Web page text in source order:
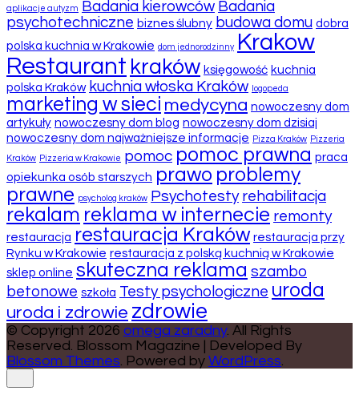
aplikacje autyzm Badania kierowców Badania
psychotechniczne biznes ślubny budowa domu dobra
polska kuchnia w Krakowie dom jednorodzinny
Krakow
Restaurant kraków księgowość kuchnia
polska Kraków kuchnia włoska Kraków logopeda
marketing w sieci medycyna nowoczesny dom
artykuły nowoczesny dom blog nowoczesny dom dzisiaj
nowoczesny dom najważniejsze informacje
Pizza Kraków Pizzeria
Kraków Pizzeria w Krakowie pomoc pomoc prawna praca
opiekunka osób starszych prawo problemy
prawne psycholog kraków Psychotesty rehabilitacja
rekalam reklama w internecie remonty
restauracja restauracja Kraków restauracja przy
Rynku w Krakowie restauracja z polską kuchnią w Krakowie
sklep online skuteczna reklama szambo
betonowe szkoła Testy psychologiczne uroda
uroda i zdrowie zdrowie
© Copyright 2026 omega zaradny. All Rights
Reserved. Blossom Magazine | Developed By
Blossom Themes. Powered by WordPress.